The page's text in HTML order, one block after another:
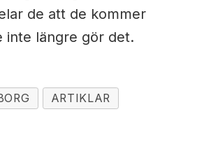
de att de kommer
inte längre gör det.
ARTIKLAR